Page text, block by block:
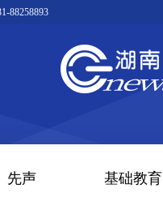
88258893
先声 基础教育